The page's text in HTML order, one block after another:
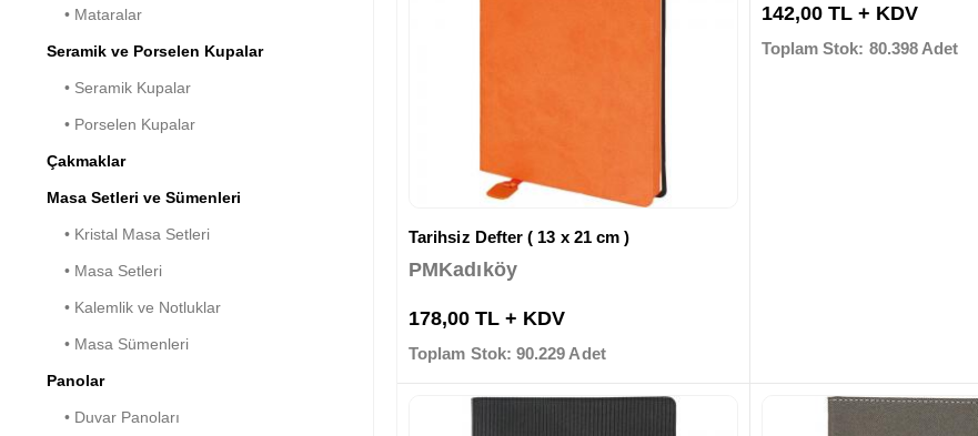
• Mataralar
Seramik ve Porselen Kupalar
• Seramik Kupalar
• Porselen Kupalar
Çakmaklar
Masa Setleri ve Sümenleri
• Kristal Masa Setleri
• Masa Setleri
• Kalemlik ve Notluklar
• Masa Sümenleri
Panolar
• Duvar Panoları
Tarihsiz Defter ( 13 x 21 cm )
PMKadıköy
178,00 TL + KDV
Toplam Stok: 90.229 Adet
142,00 TL + KDV
Toplam Stok: 80.398 Adet